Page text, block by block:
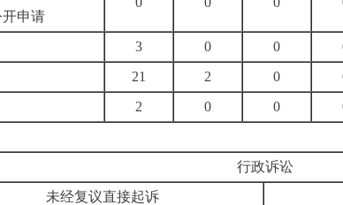
申请
3 0 0
21 2 0
2 0 0
行政诉讼
未经复议直接起诉